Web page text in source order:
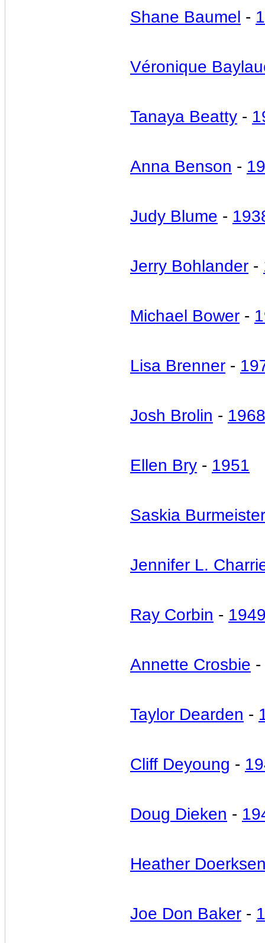
Shane Baumel -
Véronique
Tanaya Beatty -
Anna Benson -
Judy Blume -
Jerry Bohlander -
Michael Bower -
Lisa Brenner -
Josh Brolin - 1968
Ellen Bry - 1951
Saskia Burmeister
Jennifer L.
Ray Corbin -
Annette Crosbie -
Taylor Dearden -
Cliff Deyoung -
Doug Dieken -
Heather
Joe Don Baker -